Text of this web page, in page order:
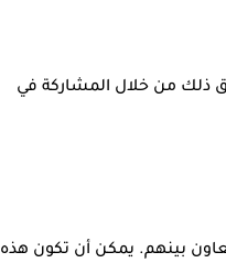
ذلك من خلال المشاركة في
بينهم. يمكن أن تكون هذه